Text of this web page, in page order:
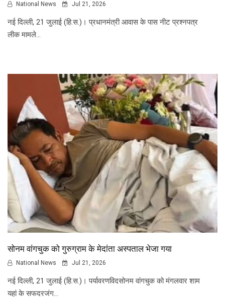
National News Jul 21, 2026
नई दिल्ली, 21 जुलाई (हि.स.)। प्रधानमंत्री आवास के पास नीट प्रश्नपत्र
लीक मामले...
सोनम वांगचुक को गुरुग्राम के मेदांता अस्पताल भेजा गया
National News Jul 21, 2026
नई दिल्ली, 21 जुलाई (हि.स.)। पर्यावरणविदसोनम वांगचुक को मंगलवार शाम
यहां के सफदरजंग...